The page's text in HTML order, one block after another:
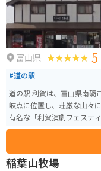
富山県 5
#道の駅
道の駅 利賀は、富山県南砺
岐点に位置し、荘厳な山々に囲まれ
有名な「利賀演劇フェステ
が訪れます。道の駅には、
演の様子を収めた写真などが展示されてい
れた山菜やきのこ、手打ち
は、地元の食材を使った料理を楽し
稲葉山牧場